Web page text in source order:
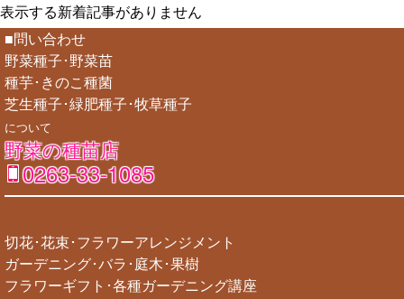
表示する新着記事がありません
■問い合わせ
野菜種子･野菜苗
種芋･きのこ種菌
芝生種子･緑肥種子･牧草種子
について
野菜の種苗店
0263-33-1085
切花･花束･フラワーアレンジメント
ガーデニング･バラ･庭木･果樹
フラワーギフト･各種ガーデニング講座